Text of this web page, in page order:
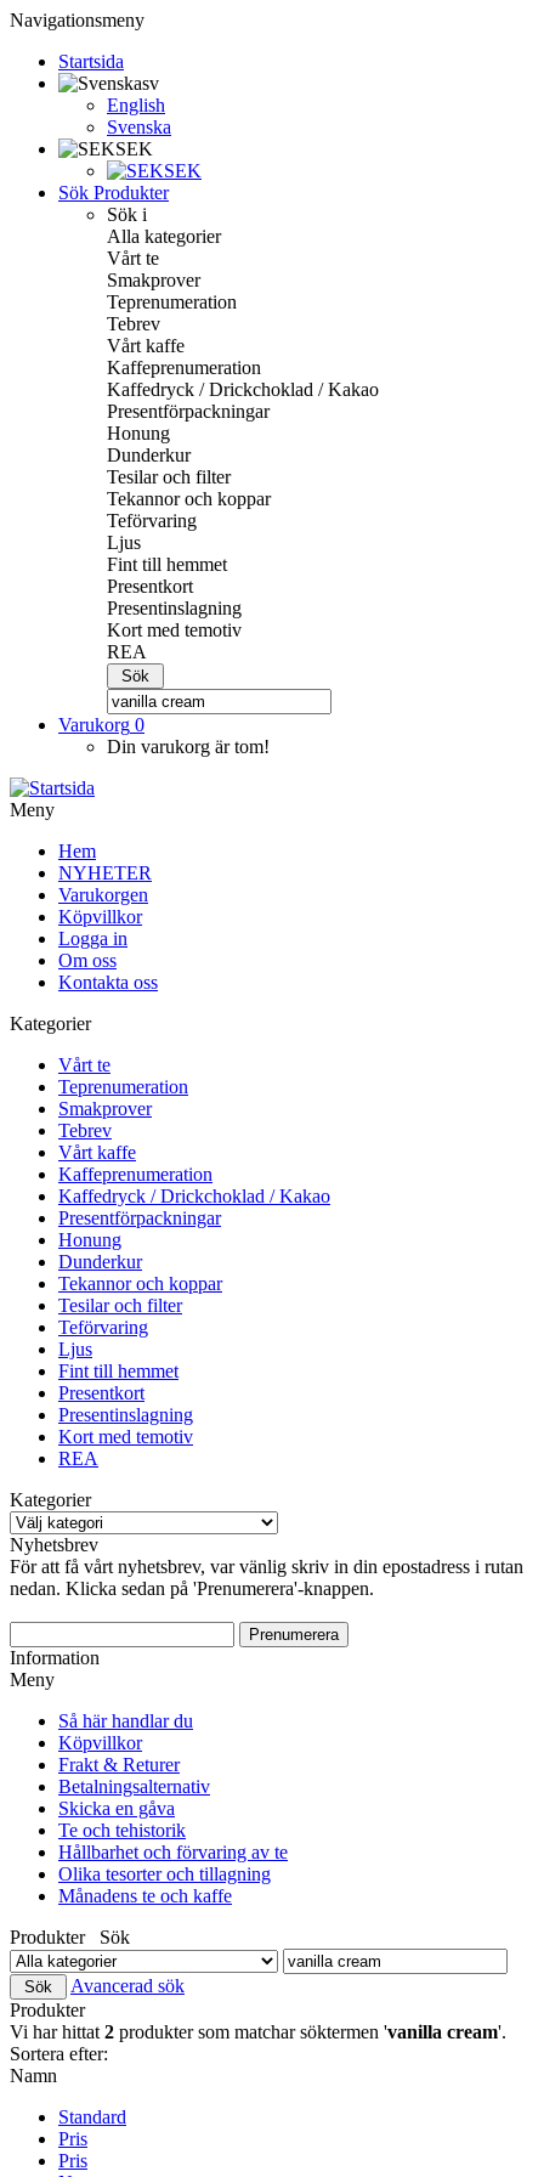
Navigationsmeny
Startsida
sv
English
Svenska
SEK
SEK
Sök Produkter
Sök i
Alla kategorier
Vårt te
Smakprover
Teprenumeration
Tebrev
Vårt kaffe
Kaffeprenumeration
Kaffedryck / Drickchoklad / Kakao
Presentförpackningar
Honung
Dunderkur
Tesilar och filter
Tekannor och koppar
Teförvaring
Ljus
Fint till hemmet
Presentkort
Presentinslagning
Kort med temotiv
REA
Varukorg 0
Din varukorg är tom!
Meny
Hem
NYHETER
Varukorgen
Köpvillkor
Logga in
Om oss
Kontakta oss
Kategorier
Vårt te
Teprenumeration
Smakprover
Tebrev
Vårt kaffe
Kaffeprenumeration
Kaffedryck / Drickchoklad / Kakao
Presentförpackningar
Honung
Dunderkur
Tekannor och koppar
Tesilar och filter
Teförvaring
Ljus
Fint till hemmet
Presentkort
Presentinslagning
Kort med temotiv
REA
Kategorier
Nyhetsbrev
För att få vårt nyhetsbrev, var vänlig skriv in din epostadress i rutan
nedan. Klicka sedan på 'Prenumerera'-knappen.
Information
Meny
Så här handlar du
Köpvillkor
Frakt & Returer
Betalningsalternativ
Skicka en gåva
Te och tehistorik
Hållbarhet och förvaring av te
Olika tesorter och tillagning
Månadens te och kaffe
Produkter Sök
Avancerad sök
Produkter
Vi har hittat 2 produkter som matchar söktermen 'vanilla cream'.
Sortera efter:
Namn
Standard
Pris
Pris